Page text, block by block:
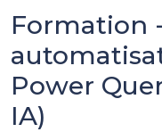
Formation
Power
IA)